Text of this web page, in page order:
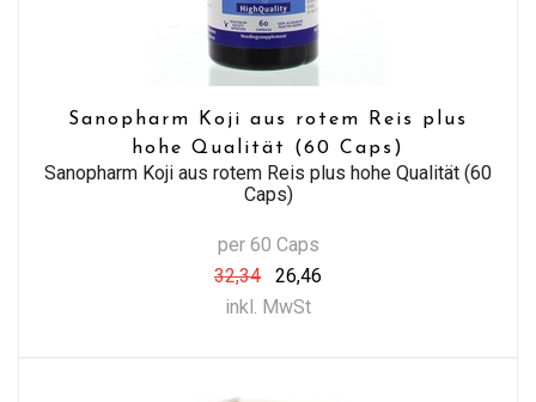
Sanopharm Koji aus rotem Reis plus
hohe Qualität (60 Caps)
Sanopharm Koji aus rotem Reis plus hohe Qualität (60
Caps)
per 60 Caps
32,34
26,46
inkl. MwSt